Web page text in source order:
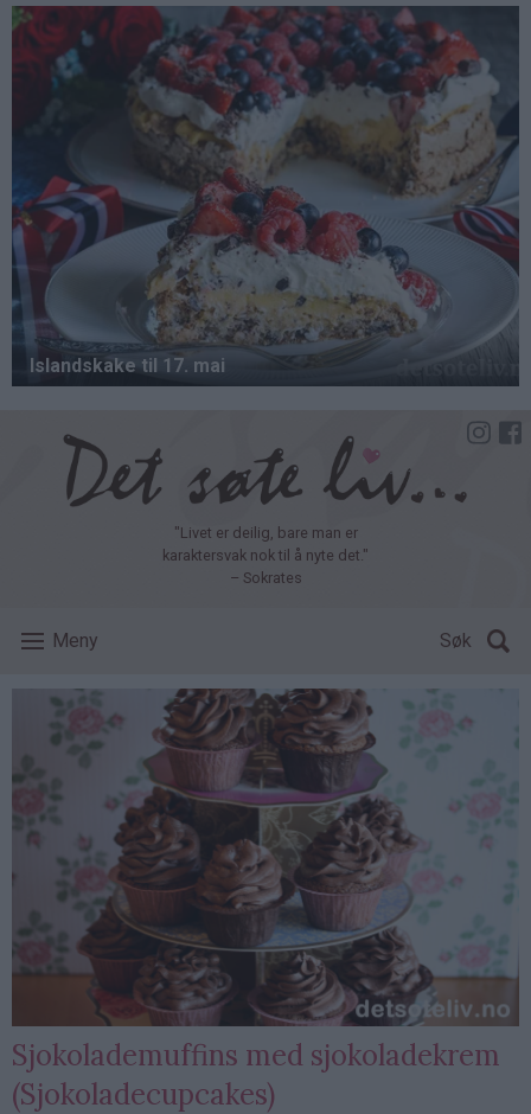
Hopp
hovedinnhold
"Livet er deilig, bare man er
karaktersvak nok til å nyte det."
– Sokrates
Meny Søk
Sjokolademuffins med sjokoladekrem
(Sjokoladecupcakes)